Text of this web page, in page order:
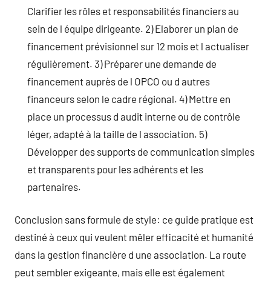
Clarifier les rôles et responsabilités financiers au
sein de l équipe dirigeante. 2) Elaborer un plan de
financement prévisionnel sur 12 mois et l actualiser
régulièrement. 3) Préparer une demande de
financement auprès de l OPCO ou d autres
financeurs selon le cadre régional. 4) Mettre en
place un processus d audit interne ou de contrôle
léger, adapté à la taille de l association. 5)
Développer des supports de communication simples
et transparents pour les adhérents et les
partenaires.
Conclusion sans formule de style: ce guide pratique est
destiné à ceux qui veulent mêler efficacité et humanité
dans la gestion financière d une association. La route
peut sembler exigeante, mais elle est également